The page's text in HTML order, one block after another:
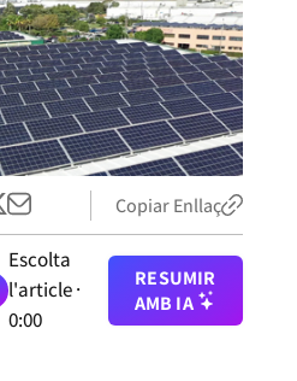
Copiar Enllaç
Escolta
l'article ·
0:00
RESUMIR
AMB IA